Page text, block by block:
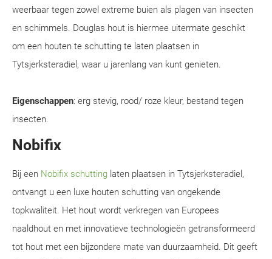
weerbaar tegen zowel extreme buien als plagen van insecten
en schimmels. Douglas hout is hiermee uitermate geschikt
om een houten te schutting te laten plaatsen in
Tytsjerksteradiel, waar u jarenlang van kunt genieten.
Eigenschappen: erg stevig, rood/ roze kleur, bestand tegen
insecten.
Nobifix
Bij een Nobifix schutting laten plaatsen in Tytsjerksteradiel,
ontvangt u een luxe houten schutting van ongekende
topkwaliteit. Het hout wordt verkregen van Europees
naaldhout en met innovatieve technologieën getransformeerd
tot hout met een bijzondere mate van duurzaamheid. Dit geeft